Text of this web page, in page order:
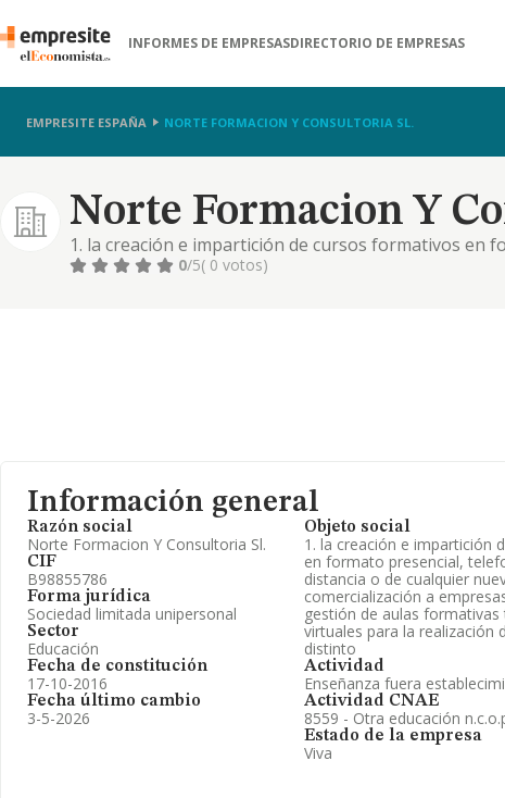
INFORMES DE EMPRESASDIRECTORIO DE EMPRESAS
EMPRESITE ESPAÑA NORTE FORMACION Y CONSULTORIA SL.
Norte Formacion Y
1. la creación e impartición de cursos formativos en
distancia o de cualquier nuevo formato, para su
0/5( 0 votos)
Información general
Razón social
Norte Formacion Y Consultoria Sl.
CIF
B98855786
Forma jurídica
Sociedad limitada unipersonal
Sector
Educación
Fecha de constitución
17-10-2016
Fecha último cambio
3-5-2026
Objeto social
1. la creación e impartición
en formato presencial,
distancia o de cualquier
comercialización a
gestión de aulas
virtuales para la realización
distinto
Actividad
Enseñanza fuera
Actividad CNAE
8559 - Otra educación
Estado de la empresa
Viva